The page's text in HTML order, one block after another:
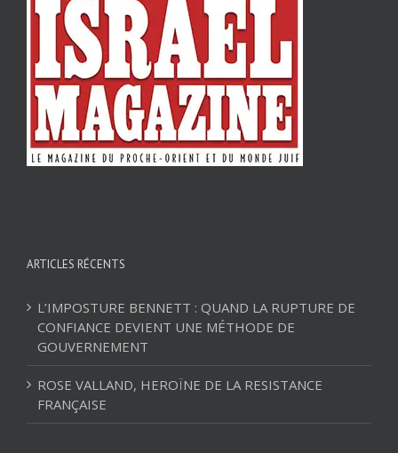
ARTICLES RÉCENTS
L’IMPOSTURE BENNETT : QUAND LA RUPTURE DE
CONFIANCE DEVIENT UNE MÉTHODE DE
GOUVERNEMENT
ROSE VALLAND, HEROÏNE DE LA RESISTANCE
FRANÇAISE